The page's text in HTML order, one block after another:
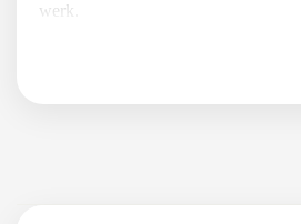
werk.